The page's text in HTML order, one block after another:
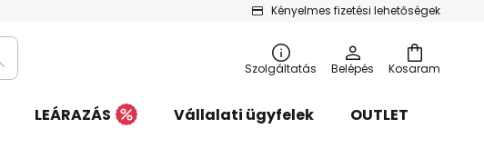
Kényelmes fizetési lehetőségek
Kosaram
Szolgáltatás Belépés
LEÁRAZÁS Vállalati ügyfelek
OUTLET